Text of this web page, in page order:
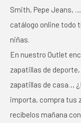
Smith, Pepe Jeans,
catálogo online todo
niñas.
En nuestro Outlet
zapatillas de
zapatillas de casa…
importa, compra tus
recíbelos mañana